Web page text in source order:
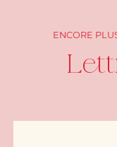
ENCORE